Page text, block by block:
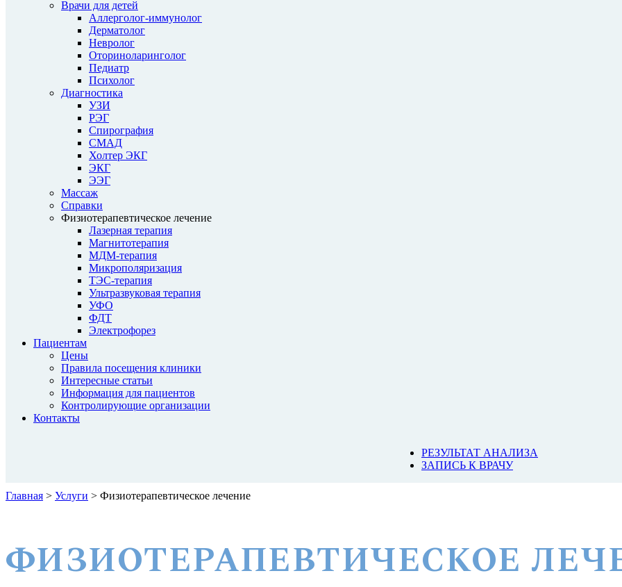
Врачи для детей
Аллерголог-иммунолог
Дерматолог
Невролог
Оториноларинголог
Педиатр
Психолог
Диагностика
УЗИ
РЭГ
Спирография
СМАД
Холтер ЭКГ
ЭКГ
ЭЭГ
Массаж
Справки
Физиотерапевтическое лечение
Лазерная терапия
Магнитотерапия
МДМ-терапия
Микрополяризация
ТЭС-терапия
Ультразвуковая терапия
УФО
ФДТ
Электрофорез
Пациентам
Цены
Правила посещения клиники
Интересные статьи
Информация для пациентов
Контролирующие организации
Контакты
РЕЗУЛЬТАТ АНАЛИЗА
ЗАПИСЬ К ВРАЧУ
Главная > Услуги > Физиотерапевтическое лечение
ФИЗИОТЕРАПЕВТИЧЕСКОЕ